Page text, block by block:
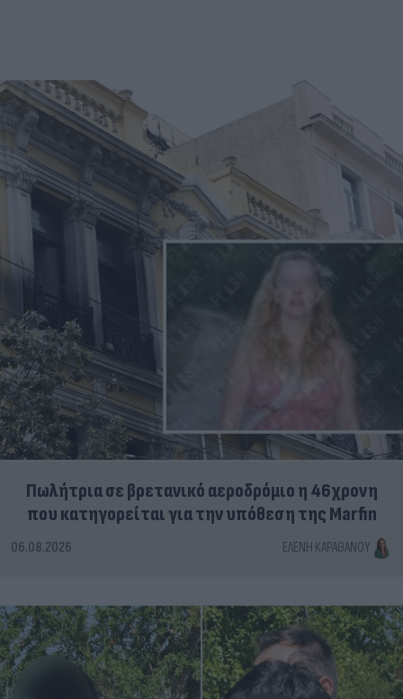
Πωλήτρια σε βρετανικό αεροδρόμιο η 46χρονη
που κατηγορείται για την υπόθεση της Marfin
06.08.2026 ΕΛΈΝΗ ΚΑΡΑΘΆΝΟΥ